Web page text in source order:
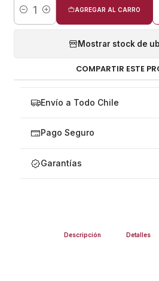
Cantidad
AGREGAR AL CARRO
Mostrar stock de
COMPARTIR ESTE
Envío a Todo Chile
Pago Seguro
Garantías
Descripción Detalles